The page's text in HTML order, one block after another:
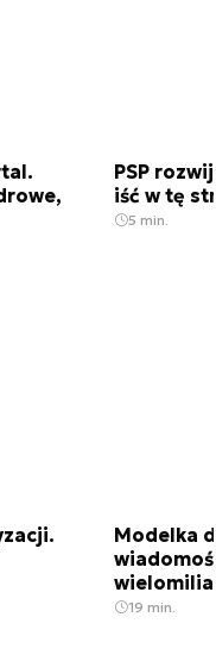
PSP
iść w tę
5 min.
Modelka
19 min.